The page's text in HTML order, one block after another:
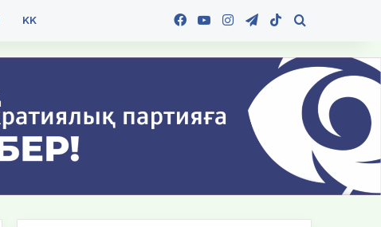
KK Facebook
YouTubeInstagramTelegram
TikTok